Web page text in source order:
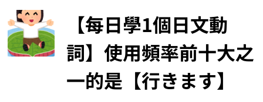
【每日學1個日文動
詞】使用頻率前十大之
一的是【行きます】